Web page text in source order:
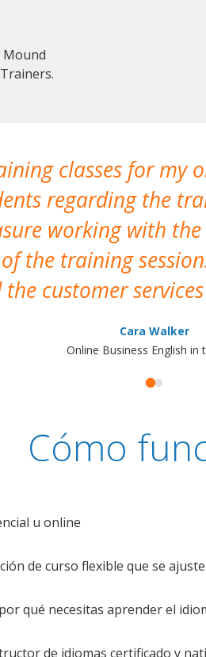
Mound
classes for my
regarding the
working with
the training
the customer
Cara Walker
Online Business English in
Cómo
u online
de curso flexible que se
qué necesitas aprender el
de idiomas certificado y